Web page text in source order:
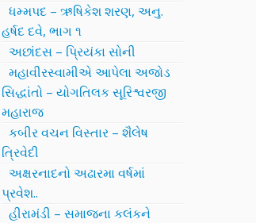
ધમ્મપદ – ઋષિકેશ શરણ, અનુ.
હર્ષદ દવે, ભાગ ૧
અછાંદસ – પ્રિયંકા સોની
મહાવીરસ્વામીએ આપેલા અજોડ
સિદ્ધાંતો – યોગતિલક સૂરિશ્વરજી
મહારાજ
કબીર વચન વિસ્તાર – શૈલેષ
ત્રિવેદી
અક્ષરનાદનો અઢારમા વર્ષમાં
પ્રવેશ..
હીરામંડી – સમાજના કલંકને